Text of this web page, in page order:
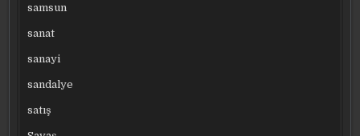
samsun
sanat
sanayi
sandalye
satış